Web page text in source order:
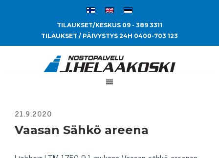
TILAUKSET/KESKUS 09 - 389 3311
TILAUKSET / PÄIVYSTYS 24H 0400-703 123
Vaasan Sähkö areena